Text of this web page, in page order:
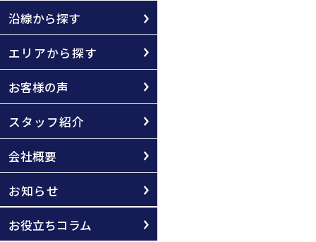
沿線から探す
エリアから探す
お客様の声
スタッフ紹介
会社概要
お知らせ
お役立ちコラム